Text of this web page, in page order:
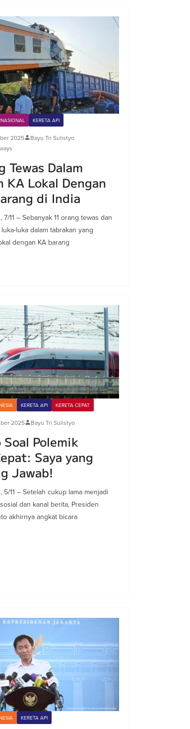
KERETA API
2025
Bayu Tri Sulistyo
Tewas Dalam
KA Lokal Dengan
di India
7/11 – Sebanyak 11 orang tewas dan
luka dalam tabrakan yang
dengan KA barang
KERETA API KERETA CEPAT
2025 Bayu Tri Sulistyo
Soal Polemik
Saya yang
Jawab!
5/11 – Setelah cukup lama menjadi
dan kanal berita, Presiden
akhirnya angkat bicara
KERETA API